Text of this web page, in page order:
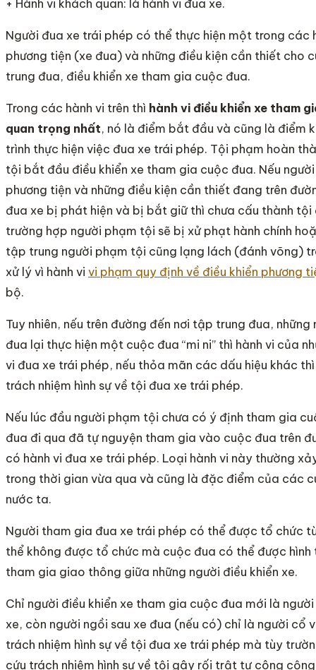
+ Hành vi khách quan: là hành vi đua xe.
Người đua xe trái phép có thể thực hiện một trong các
phương tiện (xe đua) và những điều kiện cần thiết cho
trung đua, điều khiển xe tham gia cuộc đua.
Trong các hành vi trên thì hành vi điều khiển xe tham
quan trọng nhất, nó là điểm bắt đầu và cũng là điểm
trình thực hiện việc đua xe trái phép. Tội phạm hoàn
tội bắt đầu điều khiển xe tham gia cuộc đua. Nếu
phương tiện và những điều kiện cần thiết đang trên
đua xe bị phát hiện và bị bắt giữ thì chưa cấu thành
trường hợp người phạm tội sẽ bị xử phạt hành chính
tập trung người phạm tội cũng lạng lách (đánh võng)
xử lý vì hành vi vi phạm quy định về điều khiển phương
bộ.
Tuy nhiên, nếu trên đường đến nơi tập trung đua,
đua lại thực hiện một cuộc đua “mi ni” thì hành vi của
vi đua xe trái phép, nếu thỏa mãn các dấu hiệu khác
trách nhiệm hình sự về tội đua xe trái phép.
Nếu lúc đầu người phạm tội chưa có ý định tham gia
đua đi qua đã tự nguyện tham gia vào cuộc đua trên
có hành vi đua xe trái phép. Loại hành vi này thường
trong thời gian vừa qua và cũng là đặc điểm của các
nước ta.
Người tham gia đua xe trái phép có thể được tổ chức
thể không được tổ chức mà cuộc đua có thể được hình
tham gia giao thông giữa những người điều khiển xe.
Chỉ người điều khiển xe tham gia cuộc đua mới là
xe, còn người ngồi sau xe đua (nếu có) chỉ là người cổ
trách nhiệm hình sự về tội đua xe trái phép mà tùy
cứu trách nhiệm hình sự về tội gây rối trật tự công